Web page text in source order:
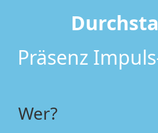
Präsenz
Wer?